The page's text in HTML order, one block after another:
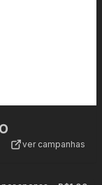
ver campanhas